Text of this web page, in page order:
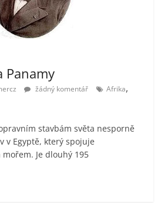
Panamy
žádný komentář Afrika,
stavbám světa nesporně
v Egyptě, který spojuje
Je dlouhý 195